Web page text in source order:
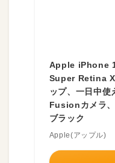
Apple iPhone
Super Retina
ップ、一日中使
Fusionカメラ
ブラック
Apple(アップル)